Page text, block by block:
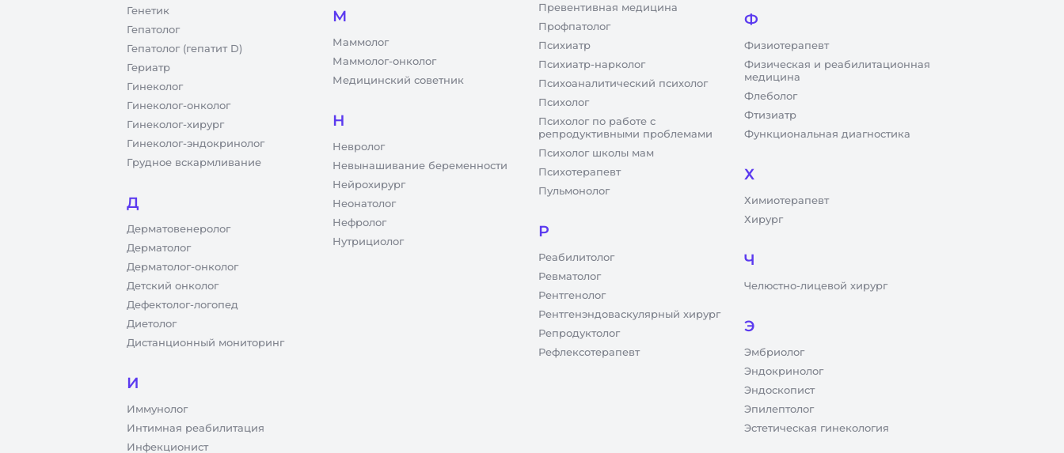
Генетик
Гепатолог
Гепатолог (гепатит D)
Гериатр
Гинеколог
Гинеколог-онколог
Гинеколог-хирург
Гинеколог-эндокринолог
Грудное вскармливание
Д
Дерматовенеролог
Дерматолог
Дерматолог-онколог
Детский онколог
Дефектолог-логопед
Диетолог
Дистанционный мониторинг
И
Иммунолог
Интимная реабилитация
Инфекционист
М
Маммолог
Маммолог-онколог
Медицинский советник
Н
Невролог
Невынашивание беременности
Нейрохирург
Неонатолог
Нефролог
Нутрициолог
Превентивная медицина
Профпатолог
Психиатр
Психиатр-нарколог
Психоаналитический психолог
Психолог
Психолог по работе с
репродуктивными проблемами
Психолог школы мам
Психотерапевт
Пульмонолог
Р
Реабилитолог
Ревматолог
Рентгенолог
Рентгенэндоваскулярный хирург
Репродуктолог
Рефлексотерапевт
Ф
Физиотерапевт
Физическая и реабилитационная
медицина
Флеболог
Фтизиатр
Функциональная диагностика
Х
Химиотерапевт
Хирург
Ч
Челюстно-лицевой хирург
Э
Эмбриолог
Эндокринолог
Эндоскопист
Эпилептолог
Эстетическая гинекология